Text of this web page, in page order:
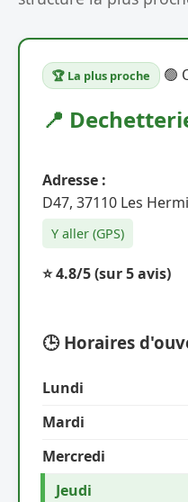
🏆 La plus proche 🟢
📍
Adresse :
D47, 37110 Les
Y aller (GPS)
⭐ 4.8/5(sur 5 avis)
🕒 Horaires
Lundi
Mardi
Mercredi
Jeudi